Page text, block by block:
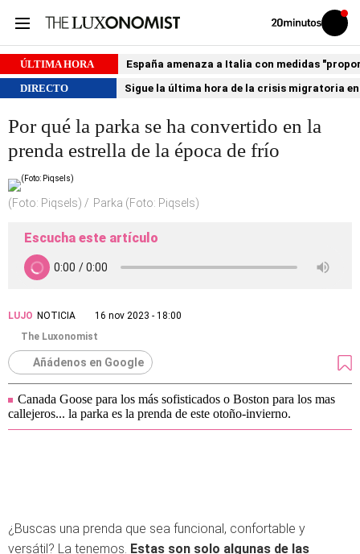
Volver
Iniciar
sesión
ÚLTIMA HORA
España amenaza a Italia con medidas
DIRECTO
Sigue la última hora de la crisis migratoria
Por qué la parka se ha convertido en la
prenda estrella de la época de frío
(Foto: Piqsels) Parka (Foto: Piqsels)
Escucha este artículo
LUJO NOTICIA
16 nov 2023 - 18:00
The Luxonomist
Añádenos en Google
Canada Goose para los más sofisticados o Boston para los mas
callejeros... la parka es la prenda de este otoño-invierno.
¿Buscas una prenda que sea funcional, confortable y
versátil? La tenemos. Estas son solo algunas de las